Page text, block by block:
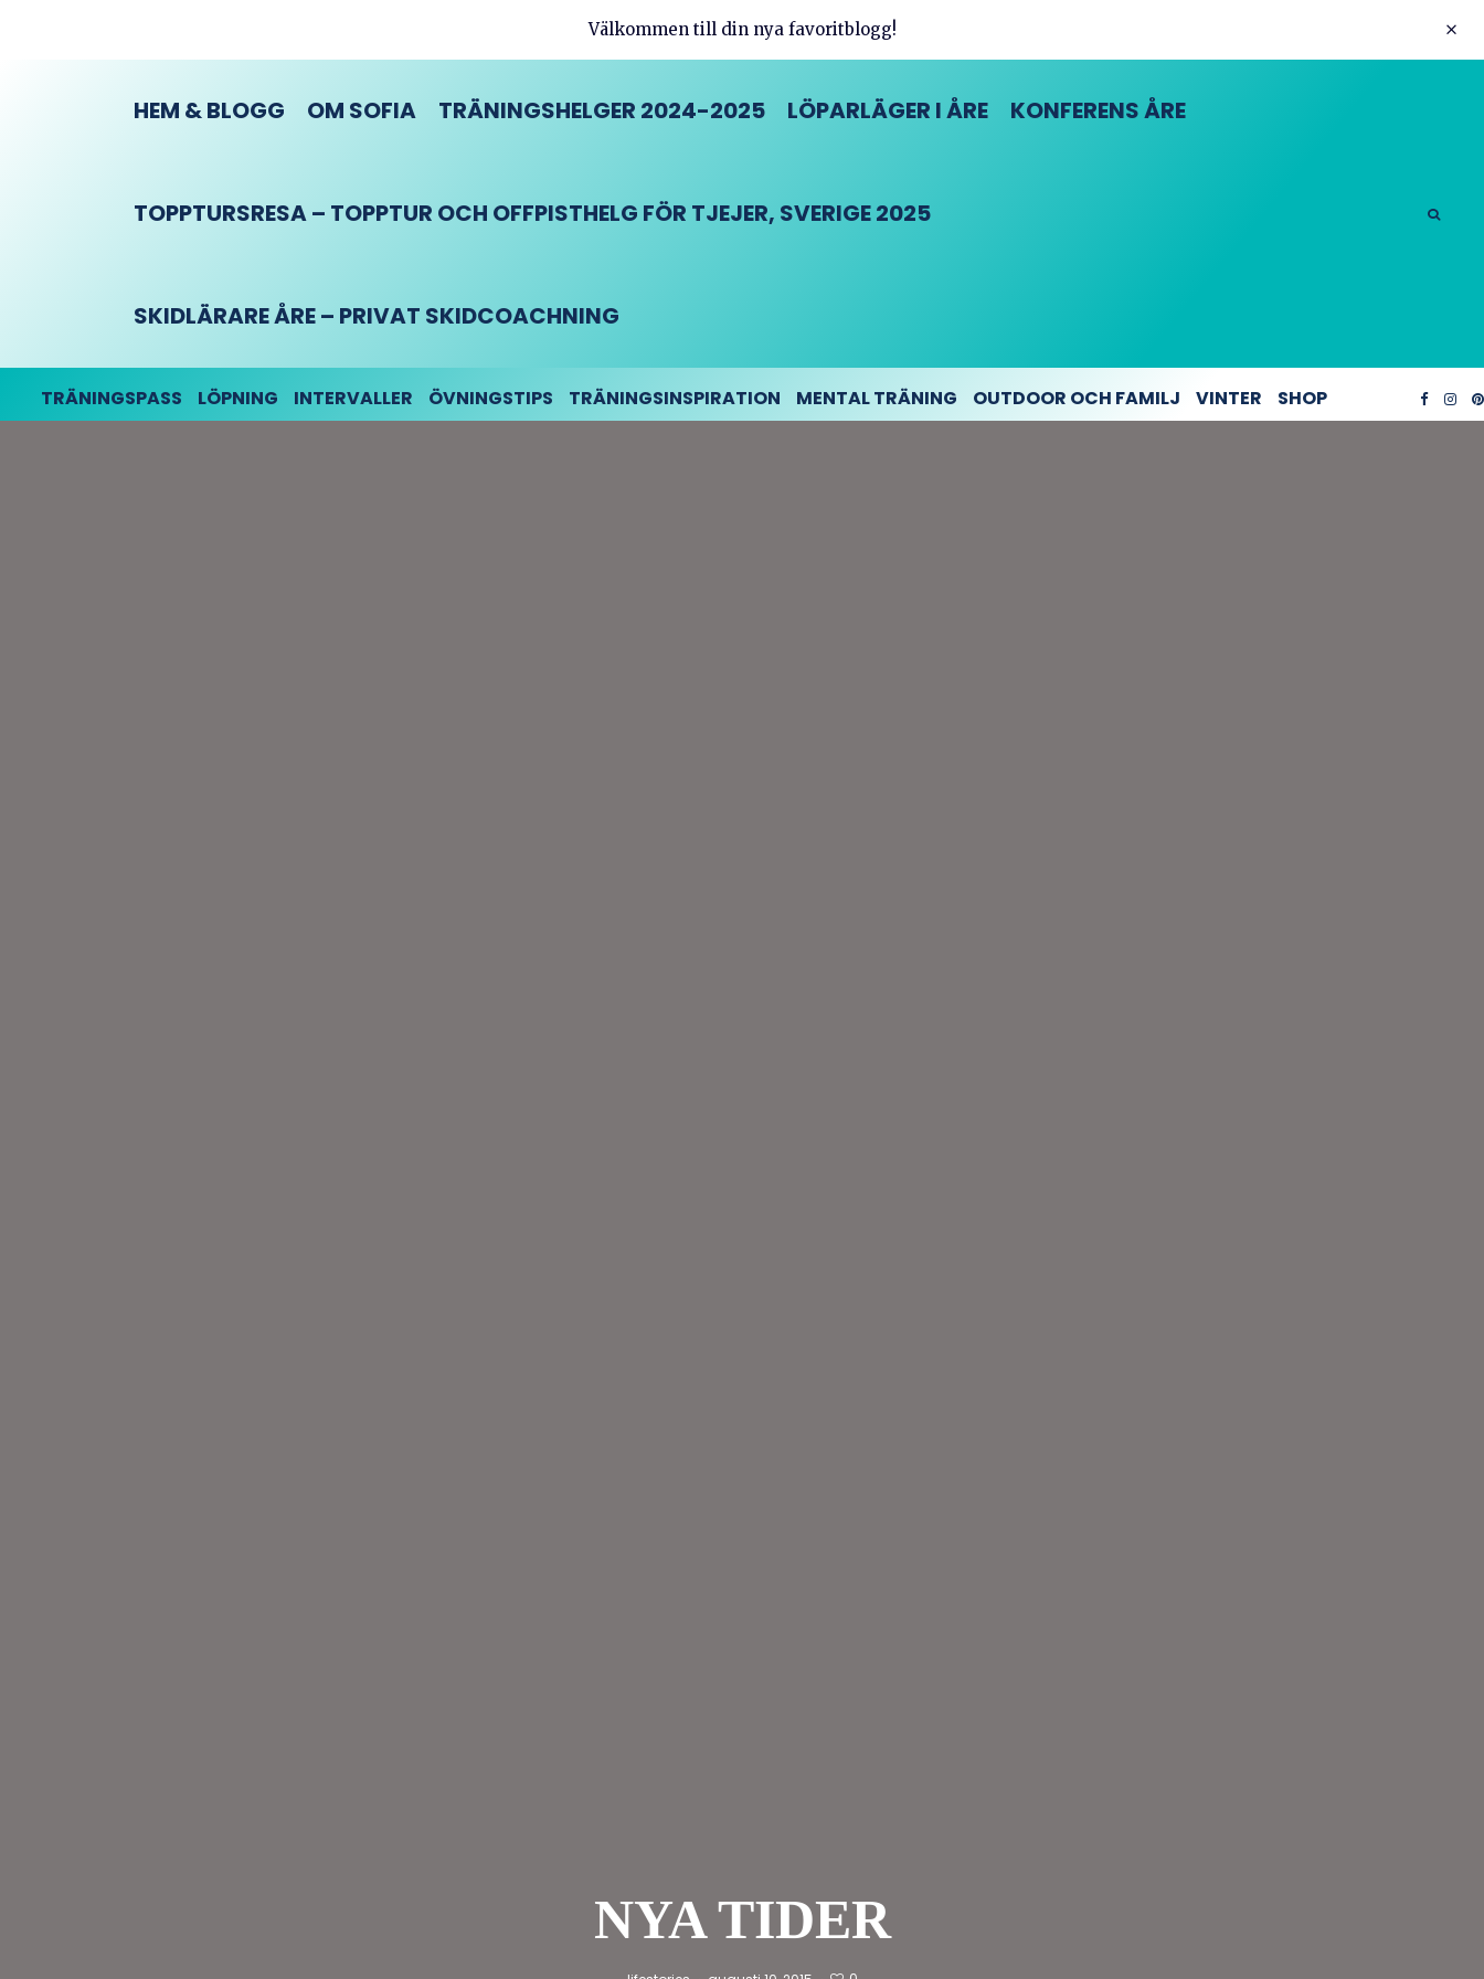
Välkommen till din nya favoritblogg!
HEM & BLOGG OM SOFIA TRÄNINGSHELGER 2024-2025 LÖPARLÄGER I ÅRE KONFERENS ÅRE
TOPPTURSRESA – TOPPTUR OCH OFFPISTHELG FÖR TJEJER, SVERIGE 2025
SKIDLÄRARE ÅRE – PRIVAT SKIDCOACHNING
TRÄNINGSPASS LÖPNING INTERVALLER ÖVNINGSTIPS TRÄNINGSINSPIRATION MENTAL TRÄNING OUTDOOR OCH FAMILJ VINTER SHOP
NYA TIDER